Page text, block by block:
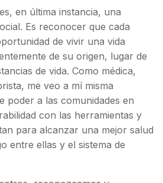
en última instancia, una
Es reconocer que cada
de vivir una vida
de su origen, lugar de
de vida. Como médica,
me veo a mí misma
poder a las comunidades en
con las herramientas y
para alcanzar una mejor salud
entre ellas y el sistema de